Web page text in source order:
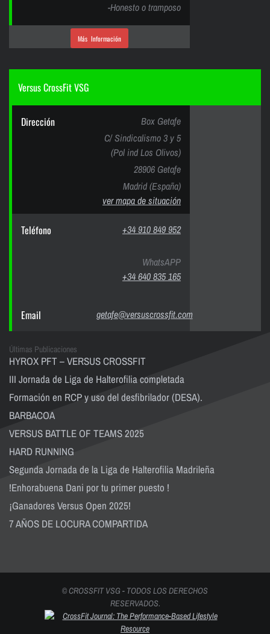
-Honesto o tramposo
Más Información
Versus CrossFit VSG
Dirección
Box Getafe
C/ Sindicalismo 3 y 5
(Pol ind Los Olivos)
28906 Getafe
Madrid (España)
ver mapa de situación
Teléfono +34 910 849 952
WhatsAPP
+34 640 835 165
Email getafe@versuscrossfit.com
Últimas Publicaciones
HYROX PFT – VERSUS CROSSFIT
III Jornada de Liga de Halterofilia completada
Formación en RCP y uso del desfibrilador (DESA).
BARBACOA
VERSUS BATTLE OF TEAMS 2025
HARD RUNNING
Segunda Jornada de la Liga de Halterofilia Madrileña
!Enhorabuena Dani por tu primer puesto !
¡Ganadores Versus Open 2025!
7 AÑOS DE LOCURA COMPARTIDA
© CROSSFIT VSG - TODOS LOS DERECHOS
RESERVADOS.